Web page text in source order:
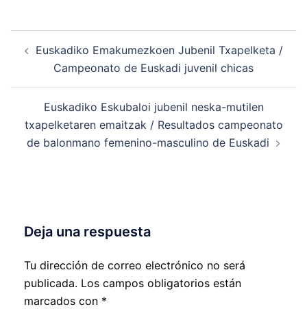
de
entradas
Euskadiko Emakumezkoen Jubenil Txapelketa /
Campeonato de Euskadi juvenil chicas
Euskadiko Eskubaloi jubenil neska-mutilen
txapelketaren emaitzak / Resultados campeonato
de balonmano femenino-masculino de Euskadi
Deja una respuesta
Tu dirección de correo electrónico no será
publicada. Los campos obligatorios están
marcados con *